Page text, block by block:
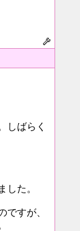
しばらく
た。
すが、